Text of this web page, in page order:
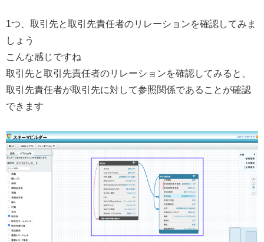
1つ、取引先と取引先責任者のリレーションを確認してみま
しょう
こんな感じですね
取引先と取引先責任者のリレーションを確認してみると、
取引先責任者が取引先に対して参照関係であることが確認
できます